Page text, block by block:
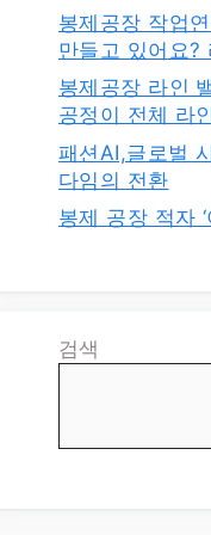
봉제공장 작업
만들고 있어요?
봉제공장 라인
공정이 전체 라
패션AI,글로벌
다임의 전환
봉제 공장 적자
검색